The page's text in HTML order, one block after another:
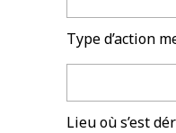
Type d’action
Lieu où s’est